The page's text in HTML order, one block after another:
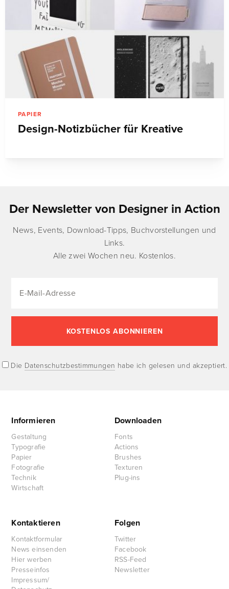
PAPIER
Design-Notizbücher für Kreative
Der Newsletter von Designer in Action
News, Events, Download-Tipps, Buchvorstellungen und
Links.
Alle zwei Wochen neu. Kostenlos.
Die Datenschutzbestimmungen habe ich gelesen und akzeptiert.
Informieren
Gestaltung
Typografie
Papier
Fotografie
Technik
Wirtschaft
Downloaden
Fonts
Actions
Brushes
Texturen
Plug-ins
Kontaktieren
Kontaktformular
News einsenden
Hier werben
Presseinfos
Impressum/
Folgen
Twitter
Facebook
RSS-Feed
Newsletter